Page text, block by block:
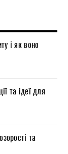
і як воно
та ідеї для
та